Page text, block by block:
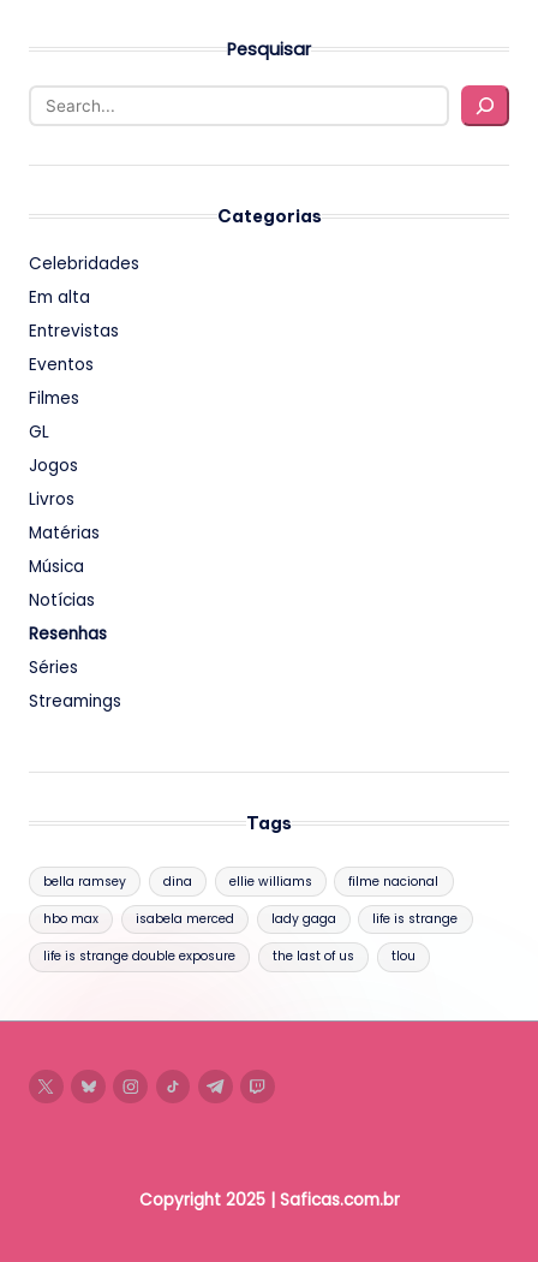
Pesquisar
Categorias
Celebridades
Em alta
Entrevistas
Eventos
Filmes
GL
Jogos
Livros
Matérias
Música
Notícias
Resenhas
Séries
Streamings
Tags
bella ramsey dina ellie williams filme nacional
hbo max isabela merced lady gaga life is strange
life is strange double exposure the last of us tlou
twitterblueskyinstagram
tiktoktelegram
twitch
Copyright 2025 | Saficas.com.br